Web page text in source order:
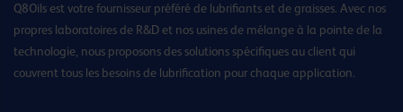
Q8Oils est votre fournisseur préféré de lubrifiants et de graisses. Avec nos
propres laboratoires de R&D et nos usines de mélange à la pointe de la
technologie, nous proposons des solutions spécifiques au client qui
couvrent tous les besoins de lubrification pour chaque application.